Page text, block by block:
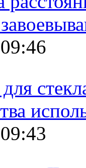
09:46
09:43